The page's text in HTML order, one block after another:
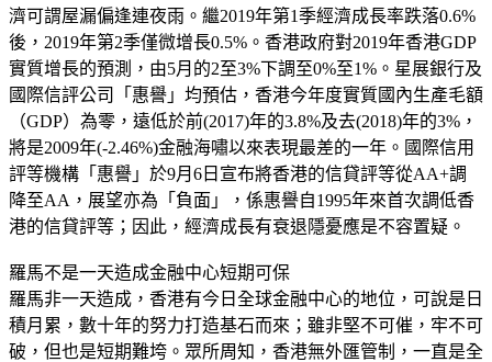
濟可謂屋漏偏逢連夜雨。繼2019年第1季經濟成長率跌落0.6%
後，2019年第2季僅微增長0.5%。香港政府對2019年香港GDP
實質增長的預測，由5月的2至3%下調至0%至1%。星展銀行及
國際信評公司「惠譽」均預估，香港今年度實質國內生產毛額
（GDP）為零，遠低於前(2017)年的3.8%及去(2018)年的3%，
將是2009年(-2.46%)金融海嘯以來表現最差的一年。國際信用
評等機構「惠譽」於9月6日宣布將香港的信貸評等從AA+調
降至AA，展望亦為「負面」，係惠譽自1995年來首次調低香
港的信貸評等；因此，經濟成長有衰退隱憂應是不容置疑。
羅馬不是一天造成金融中心短期可保
羅馬非一天造成，香港有今日全球金融中心的地位，可說是日
積月累，數十年的努力打造基石而來；雖非堅不可催，牢不可
破，但也是短期難垮。眾所周知，香港無外匯管制，一直是全